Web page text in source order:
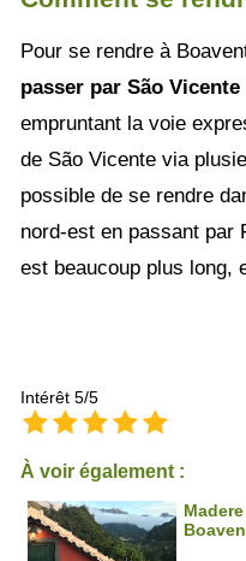
Pour se rendre à
passer par São
empruntant la voie
de São Vicente via
possible de se rendre
nord-est en passant par
est beaucoup plus long,
Intérêt 5/5
À voir également :